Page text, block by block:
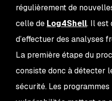
régulièrement de
celle de Log4Shell. Il est
d’effectuer des analyses
La première étape du
consiste donc à détecter
sécurité. Les